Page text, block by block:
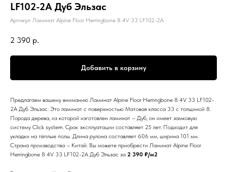
LF102-2A Дуб Эльзас
Артикул: Ламинат Alpine Floor Herringbone 8 4V 33 LF102-2A
2 390 р.
Добавить в корзину
Предлагаем вашему вниманию Ламинат Alpine Floor Herringbone 8 4V 33 LF102-
2A Дуб Эльзас. Это ламинат с поверхностью Матовая класса 33 с толщиной 8.
Порода дерева, из которой изготовлен ламинат – Дуб, он имеет замковую
систему Click system. Срок эксплуатации составляет 25 лет. Подходит для
укладки на тёплые полы. Длина рулона составляет 606 мм, ширина 101 мм.
Страна производства – Китай. Вы можете приобрести Ламинат Alpine Floor
Herringbone 8 4V 33 LF102-2A Дуб Эльзас за 2 390 ₽/м2